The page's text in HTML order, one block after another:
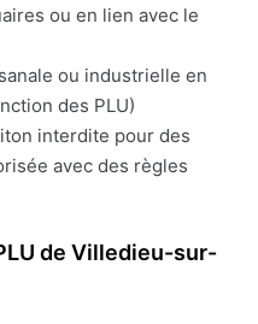
ou en lien avec le
ou industrielle en
des PLU)
interdite pour des
avec des règles
de Villedieu-sur-